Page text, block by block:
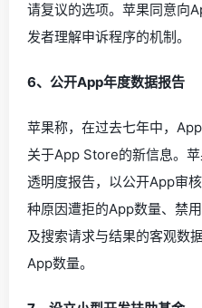
请复议的选项。苹果同意向
发者理解申诉程序的机制。
6、公开App年度数据报告
苹果称，在过去七年中，
关于App Store的新信息。
透明度报告，以公开App审
种原因遭拒的App数量、禁
及搜索请求与结果的客观数
App数量。